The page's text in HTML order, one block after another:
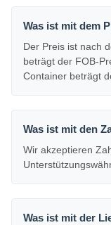
Was ist mit dem
Der Preis ist nach
beträgt der FOB-
Container beträgt
Was ist mit den
Wir akzeptieren
Was ist mit der